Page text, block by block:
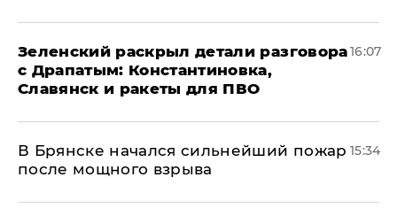
​Зеленский раскрыл детали разговора
с Драпатым: Константиновка,
Славянск и ракеты для ПВО
16:07
В Брянске начался сильнейший пожар
после мощного взрыва
15:34